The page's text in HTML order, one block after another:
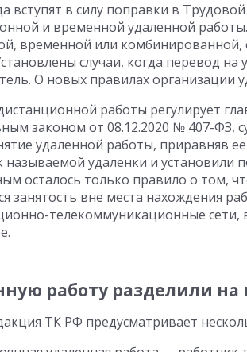
вступят в силу поправки в
и временной удаленной
временной или
случаи, когда перевод
О новых правилах организации
работы регулирует
законом от 08.12.2020 № 407-ФЗ,
удаленной работы, приравняв
называемой удаленки и установили
осталось только правило о том,
занятость вне места нахождения
телекоммуникационные сети,
работу разделили
ТК РФ предусматривает